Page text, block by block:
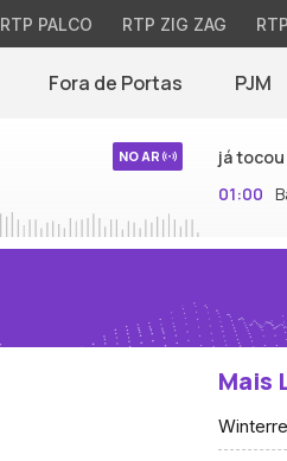
RTP PALCO RTP ZIG ZAG
Fora de Portas PJM
NO AR
já tocou
01:00
Mais